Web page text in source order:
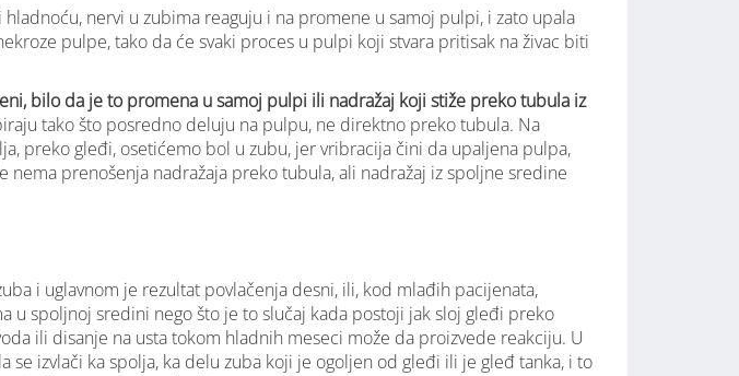
nervi u zubima reaguju i na promene u samoj pulpi, i zato upala
pulpe, tako da će svaki proces u pulpi koji stvara pritisak na živac biti
bilo da je to promena u samoj pulpi ili nadražaj koji stiže preko tubula iz
tako što posredno deluju na pulpu, ne direktno preko tubula. Na
preko gleđi, osetićemo bol u zubu, jer vribracija čini da upaljena pulpa,
prenošenja nadražaja preko tubula, ali nadražaj iz spoljne sredine
i uglavnom je rezultat povlačenja desni, ili, kod mlađih pacijenata,
u spoljnoj sredini nego što je to slučaj kada postoji jak sloj gleđi preko
ili disanje na usta tokom hladnih meseci može da proizvede reakciju. U
izvlači ka spolja, ka delu zuba koji je ogoljen od gleđi ili je gleđ tanka, i to